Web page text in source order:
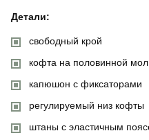
Детали:
свободный крой
кофта на половинной
капюшон с фиксаторами
регулируемый низ кофты
штаны с эластичным